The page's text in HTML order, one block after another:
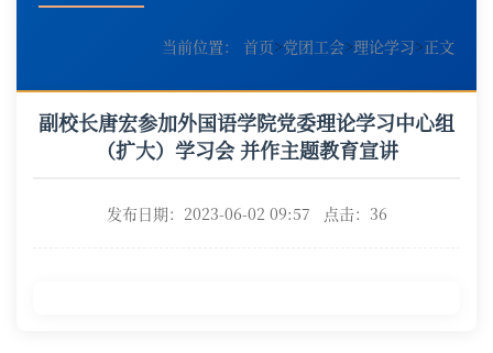
当前位置： 首页>党团工会>理论学习>正文
副校长唐宏参加外国语学院党委理论学习中心组
（扩大）学习会 并作主题教育宣讲
发布日期：2023-06-02 09:57 点击： 36